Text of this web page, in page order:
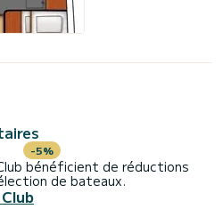
-5%
bénéficient de réductions
de bateaux.